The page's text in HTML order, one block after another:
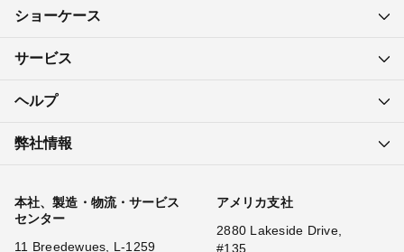
ショーケース
サービス
ヘルプ
弊社情報
本社、製造・物流・サービス
センター
11 Breedewues, L-1259
アメリカ支社
2880 Lakeside Drive,
#135